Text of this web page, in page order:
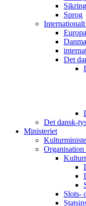
Sprog
Det
Det dansk-
Ministeriet
Slots-